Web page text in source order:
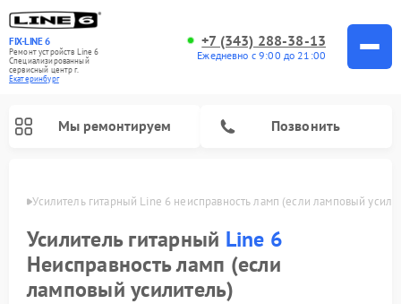
FIX-LINE 6
Ремонт устройств Line 6
Специализированный
cервисный центр г.
Екатеринбург
+7 (343) 288-38-13
Ежедневно с 9:00 до 21:00
Мы ремонтируем Позвонить
Усилитель гитарный Line 6 неисправность ламп (если ламповый
Усилитель гитарный Line 6
Неисправность ламп (если
ламповый усилитель)